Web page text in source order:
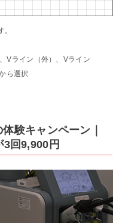
Vライン（外）、Vライン
ら選択
験キャンペーン｜
回9,900円